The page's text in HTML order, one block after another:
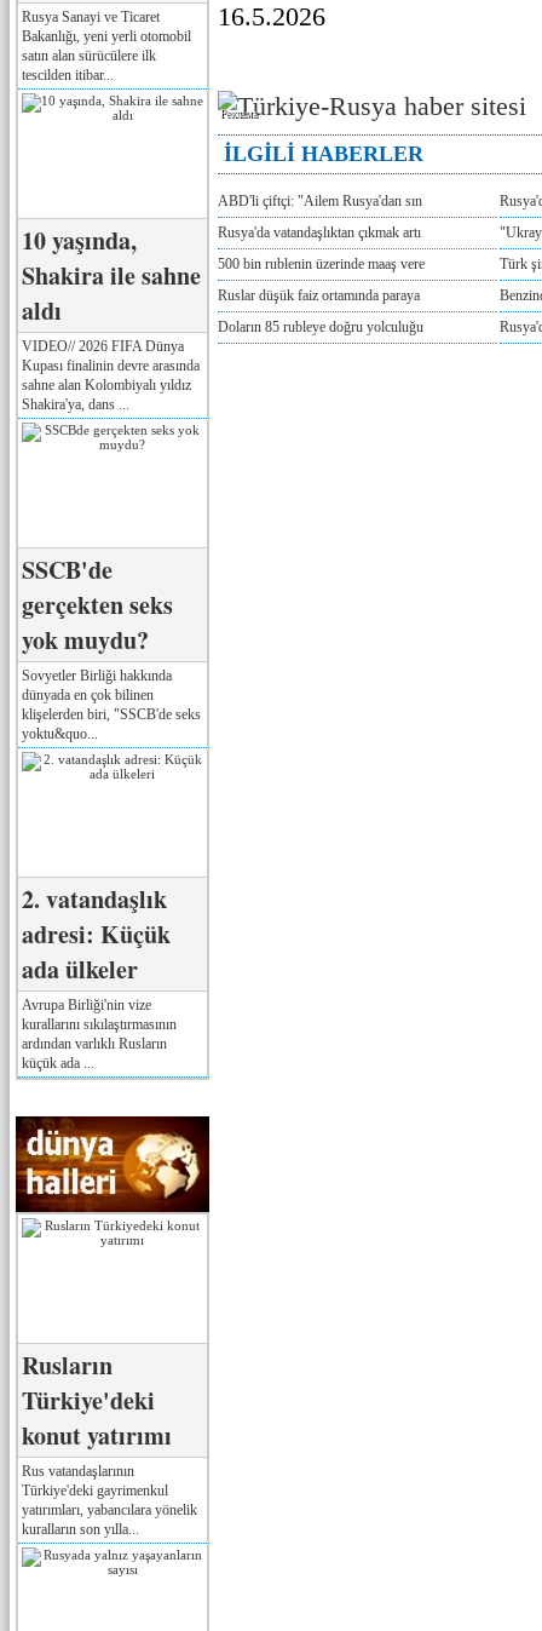
Rusya Sanayi ve Ticaret
Bakanlığı, yeni yerli otomobil
satın alan sürücülere ilk
tescilden itibar...
10 yaşında,
Shakira ile sahne
aldı
VIDEO// 2026 FIFA Dünya
Kupası finalinin devre arasında
sahne alan Kolombiyalı yıldız
Shakira'ya, dans ...
SSCB'de
gerçekten seks
yok muydu?
Sovyetler Birliği hakkında
dünyada en çok bilinen
klişelerden biri, "SSCB'de seks
yoktu&quo...
2. vatandaşlık
adresi: Küçük
ada ülkeler
Avrupa Birliği'nin vize
kurallarını sıkılaştırmasının
ardından varlıklı Rusların
küçük ada ...
Rusların
Türkiye'deki
konut yatırımı
Rus vatandaşlarının
Türkiye'deki gayrimenkul
yatırımları, yabancılara yönelik
kuralların son yılla...
16.5.2026
Реклама
İLGİLİ HABERLER
ABD'li çiftçi: "Ailem Rusya'dan sın
Rusya'da vatandaşlıktan çıkmak artı
500 bin rublenin üzerinde maaş vere
Türk
Ruslar düşük faiz ortamında paraya
Doların 85 rubleye doğru yolculuğu